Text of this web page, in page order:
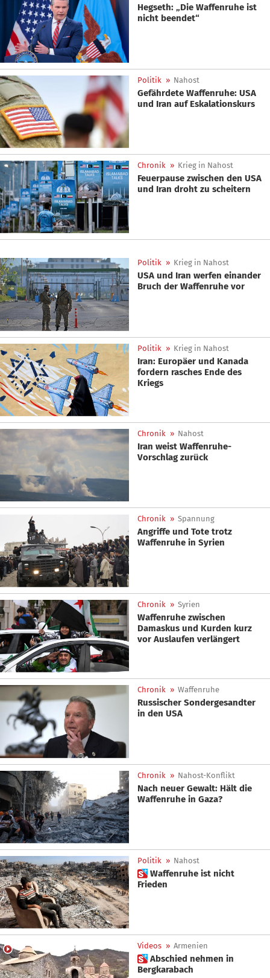
Hegseth: „Die Waffenruhe ist
nicht beendet“
Politik » Nahost
Gefährdete Waffenruhe: USA
und Iran auf Eskalationskurs
Chronik » Krieg in Nahost
Feuerpause zwischen den USA
und Iran droht zu scheitern
Politik » Krieg in Nahost
USA und Iran werfen einander
Bruch der Waffenruhe vor
Politik » Krieg in Nahost
Iran: Europäer und Kanada
fordern rasches Ende des
Kriegs
Chronik » Nahost
Iran weist Waffenruhe-
Vorschlag zurück
Chronik » Spannung
Angriffe und Tote trotz
Waffenruhe in Syrien
Chronik » Syrien
Waffenruhe zwischen
Damaskus und Kurden kurz
vor Auslaufen verlängert
Chronik » Waffenruhe
Russischer Sondergesandter
in den USA
Chronik » Nahost-Konflikt
Nach neuer Gewalt: Hält die
Waffenruhe in Gaza?
Politik » Nahost
 Waffenruhe ist nicht
Frieden
Videos » Armenien
 Abschied nehmen in
Bergkarabach